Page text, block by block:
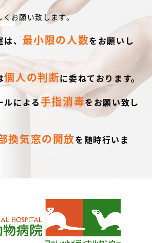
お願い致します。
、 最小限の人数をお願いし
個人の判断に委ねております。
ルによる手指消毒をお願い致し
換気窓の開放を随時行いま